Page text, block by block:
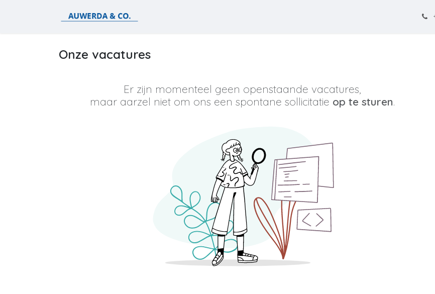
Onze vacatures
Er zijn momenteel geen openstaande vacatures,
maar aarzel niet om ons een spontane sollicitatie op te sturen.